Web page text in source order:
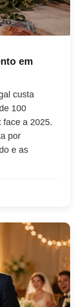
em
custa
100
face a 2025.
por
e as